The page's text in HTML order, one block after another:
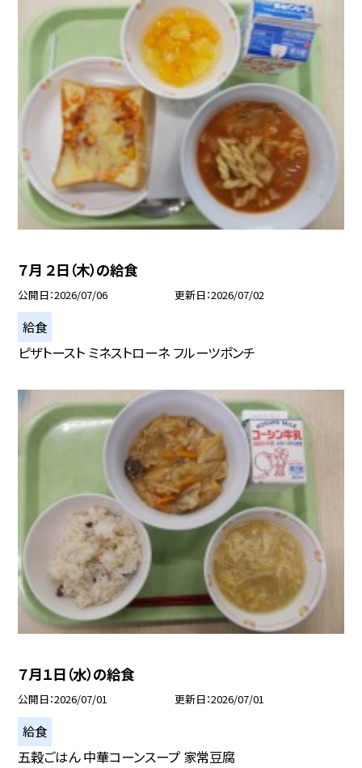
７月 ２日（木）の給食
公開日 2026/07/06 更新日 2026/07/02
給食
ピザトースト ミネストローネ フルーツポンチ
７月１日（水）の給食
公開日 2026/07/01 更新日 2026/07/01
給食
五穀ごはん 中華コーンスープ 家常豆腐